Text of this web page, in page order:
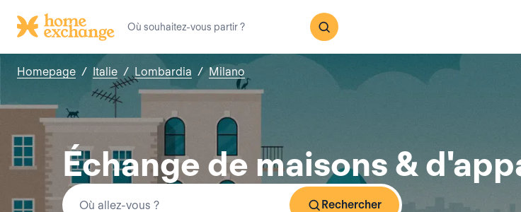
Homepage / Italie / Lombardia / Milano
Échange de maisons &
Rechercher